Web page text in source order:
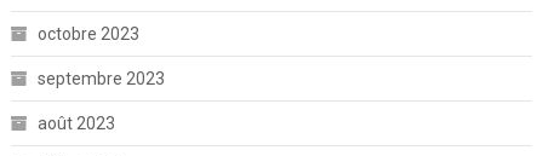
octobre 2023
septembre 2023
août 2023